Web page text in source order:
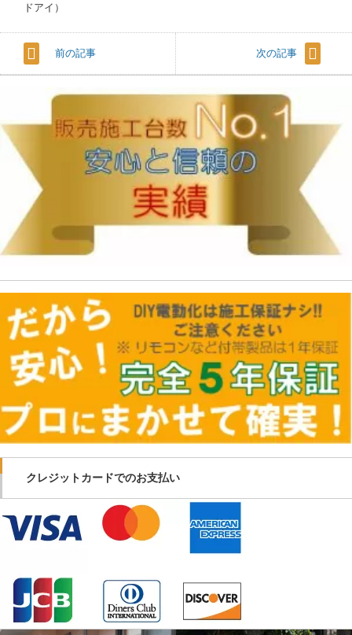
ドアイ）
前の記事 次の記事
クレジットカードでのお支払い